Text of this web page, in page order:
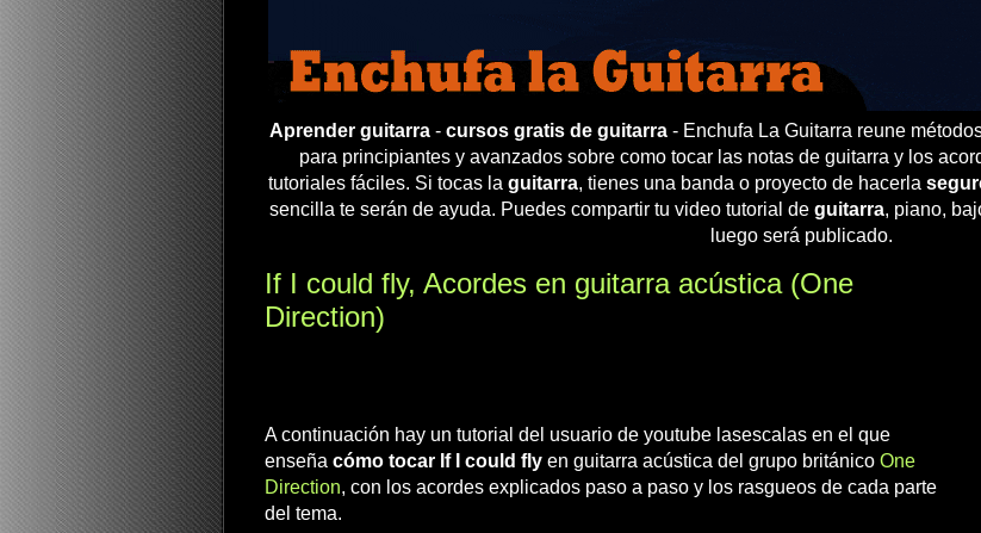
Aprender guitarra- cursos gratis de guitarra- Enchufa La Guitarra reune
para principiantes y avanzados sobre como tocar las notas de guitarra y los
tutoriales fáciles. Si tocas la guitarra, tienes una banda o proyecto de hacerla
sencilla te serán de ayuda. Puedes compartir tu video tutorial de guitarra, piano,
luego será publicado.
If I could fly, Acordes en guitarra acústica (One
Direction)
A continuación hay un tutorial del usuario de youtube lasescalas en el que
enseña cómo tocar If I could fly en guitarra acústica del grupo británico One
Direction, con los acordes explicados paso a paso y los rasgueos de cada parte
del tema.